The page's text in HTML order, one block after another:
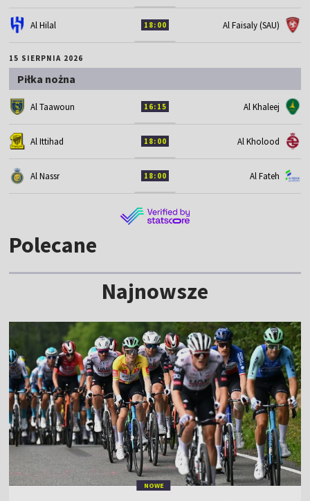
Al Hilal 18:00 Al Faisaly (SAU)
15 SIERPNIA 2026
Piłka nożna
Al Taawoun 16:15 Al Khaleej
Al Ittihad 18:00 Al Kholood
Al Nassr 18:00 Al Fateh
Polecane
Najnowsze
NOWE